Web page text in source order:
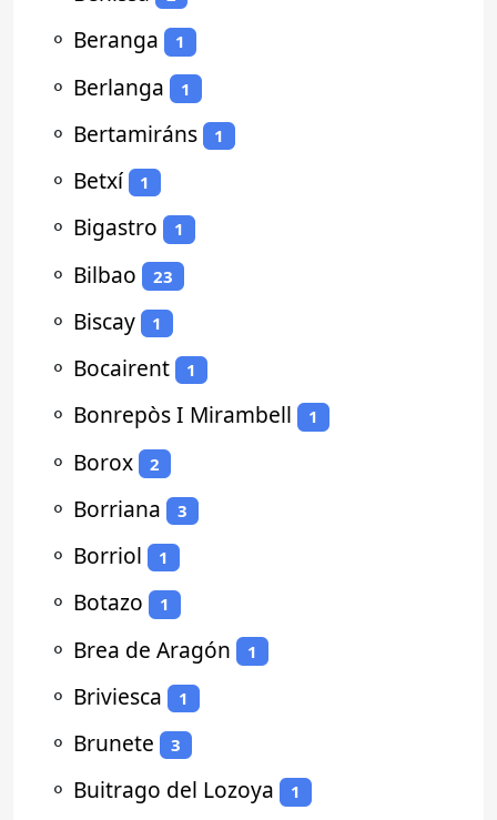
⚬ Beranga 1
⚬ Berlanga 1
⚬ Bertamiráns 1
⚬ Betxí 1
⚬ Bigastro 1
⚬ Bilbao 23
⚬ Biscay 1
⚬ Bocairent 1
⚬ Bonrepòs I Mirambell 1
⚬ Borox 2
⚬ Borriana 3
⚬ Borriol 1
⚬ Botazo 1
⚬ Brea de Aragón 1
⚬ Briviesca 1
⚬ Brunete 3
⚬ Buitrago del Lozoya 1